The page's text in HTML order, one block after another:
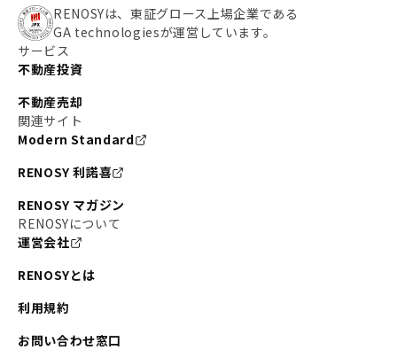
RENOSYは、東証グロース上場企業である
GA technologiesが運営しています。
サービス
不動産投資
不動産売却
関連サイト
Modern Standard
RENOSY 利諾喜
RENOSY マガジン
RENOSYについて
運営会社
RENOSYとは
利用規約
お問い合わせ窓口